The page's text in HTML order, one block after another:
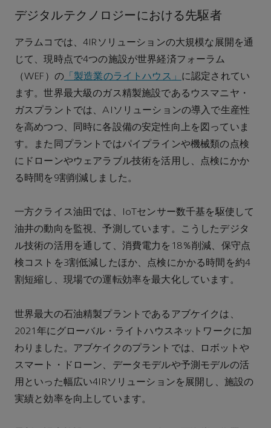
デジタルテクノロジーにおける先駆者
アラムコでは、4IRソリューションの大規模な展開を通
じて、現時点で4つの施設が世界経済フォーラム
（WEF）の「製造業のライトハウス」 に認定されてい
ます。世界最大級のガス精製施設であるウスマニヤ・
ガスプラントでは、AIソリューションの導入で生産性
を高めつつ、同時に各設備の安定性向上を図っていま
す。また同プラントではパイプラインや機械類の点検
にドローンやウェアラブル技術を活用し、点検にかか
る時間を9割削減しました。
一方クライス油田では、IoTセンサー数千基を駆使して
油井の動向を監視、予測しています。こうしたデジタ
ル技術の活用を通して、消費電力を18％削減、保守点
検コストを3割低減したほか、点検にかかる時間を約4
割短縮し、現場での運転効率を最大化しています。
世界最大の石油精製プラントであるアブケイクは、
2021年にグローバル・ライトハウスネットワークに加
わりました。アブケイクのプラントでは、ロボットや
スマート・ドローン、データモデルや予測モデルの活
用といった幅広い4IRソリューションを展開し、施設の
実績と効率を向上しています。